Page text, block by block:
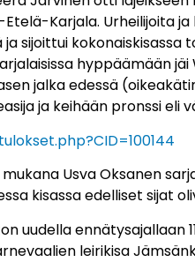
Karjala. Urheilijoita
sijoittui
hyppäämään
jalka edessä
ja keihään pronssi eli
Usva Oksanen
kisassa edelliset sijat
uudella ennätysajallaan
leirikisa